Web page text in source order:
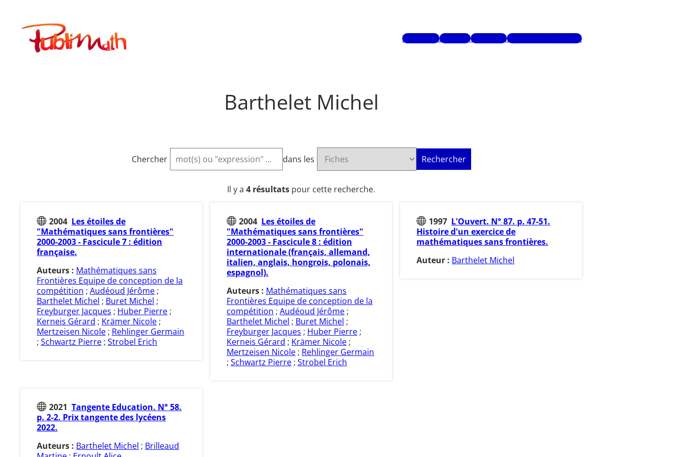
contenuPublimath
Mots-clésAuteursGlossaireRecherche avancée
Barthelet Michel
Chercher dans les Rechercher
Il y a 4 résultats pour cette recherche.
2004 Les étoiles de
"Mathématiques sans frontières"
2000-2003 - Fascicule 7 : édition
française.
Auteurs : Mathématiques sans
Frontières Equipe de conception de la
compétition ; Audéoud Jérôme ;
Barthelet Michel ; Buret Michel ;
Freyburger Jacques ; Huber Pierre ;
Kerneis Gérard ; Krämer Nicole ;
Mertzeisen Nicole ; Rehlinger Germain
; Schwartz Pierre ; Strobel Erich
2004 Les étoiles de
"Mathématiques sans frontières"
2000-2003 - Fascicule 8 : édition
internationale (français, allemand,
italien, anglais, hongrois, polonais,
espagnol).
Auteurs : Mathématiques sans
Frontières Equipe de conception de la
compétition ; Audéoud Jérôme ;
Barthelet Michel ; Buret Michel ;
Freyburger Jacques ; Huber Pierre ;
Kerneis Gérard ; Krämer Nicole ;
Mertzeisen Nicole ; Rehlinger Germain
; Schwartz Pierre ; Strobel Erich
1997 L'Ouvert. N° 87. p. 47-51.
Histoire d'un exercice de
mathématiques sans frontières.
Auteur : Barthelet Michel
2021 Tangente Education. N° 58.
p. 2-2. Prix tangente des lycéens
2022.
Auteurs : Barthelet Michel ; Brilleaud